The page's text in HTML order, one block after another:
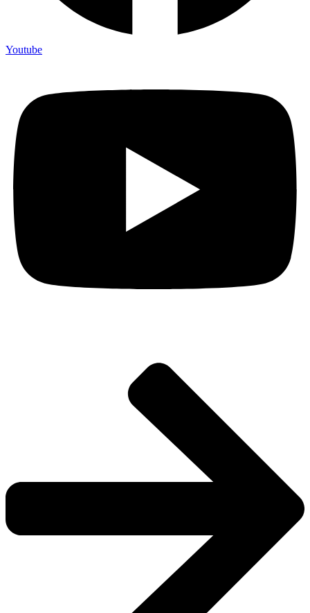
Youtube